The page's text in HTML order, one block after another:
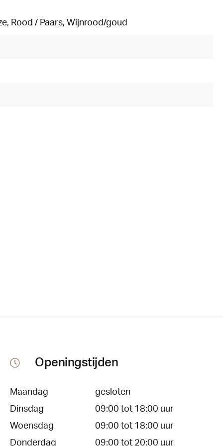
, Rood / Paars, Wijnrood/goud
Openingstijden
Maandag
gesloten
Dinsdag
09:00 tot 18:00 uur
Woensdag
09:00 tot 18:00 uur
Donderdag
09:00 tot 20:00 uur